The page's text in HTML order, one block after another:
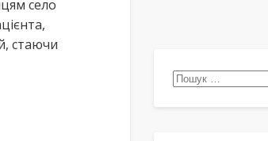
село
стаючи
Пошук: